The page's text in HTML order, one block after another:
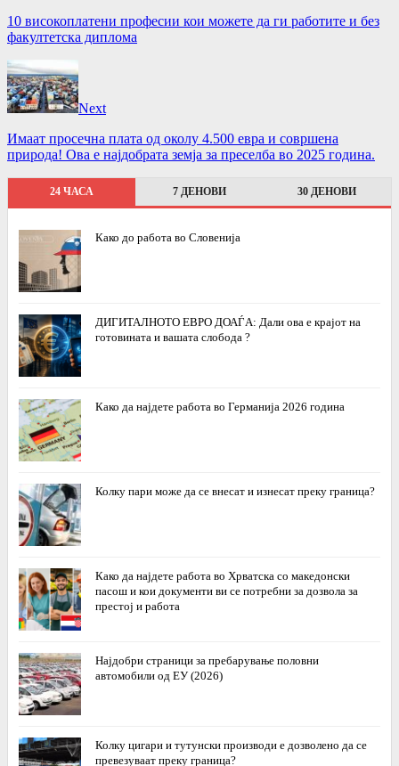
10 високоплатени професии кои можете да ги работите и без
факултетска диплома
Next
Имаат просечна плата од околу 4.500 евра и совршена
природа! Ова е најдобрата земја за преселба во 2025 година.
24 ЧАСА 7 ДЕНОВИ 30 ДЕНОВИ
Како до работа во Словенија
ДИГИТАЛНОТО ЕВРО ДОАЃА: Дали ова е крајот на
готовината и вашата слобода ?
Како да најдете работа во Германија 2026 година
Колку пари може да се внесат и изнесат преку граница?
Како да најдете работа во Хрватска со македонски
пасош и кои документи ви се потребни за дозвола за
престој и работа
Најдобри страници за пребарување половни
автомобили од ЕУ (2026)
Колку цигари и тутунски производи е дозволено да се
превезуваат преку граница?